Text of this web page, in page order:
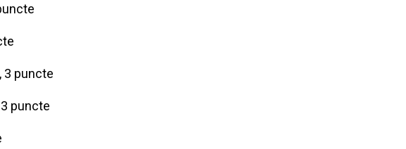
3 puncte
puncte